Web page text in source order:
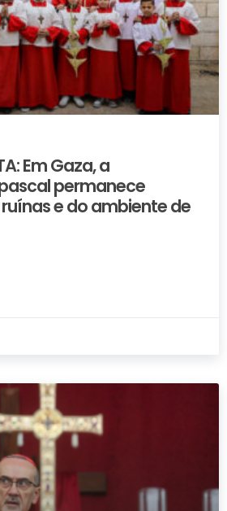
Em Gaza, a
permanece
e do ambiente de